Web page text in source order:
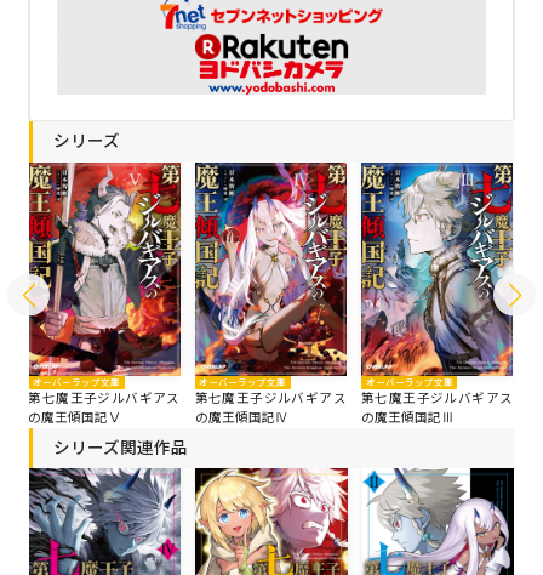
シリーズ
オーバーラップ文庫
第七魔王子ジルバギアス
の魔王傾国記Ⅴ
オーバーラップ文庫
第七魔王子ジルバギアス
の魔王傾国記Ⅳ
オーバーラップ文庫
第七魔王子ジルバギアス
の魔王傾国記Ⅲ
シリーズ関連作品